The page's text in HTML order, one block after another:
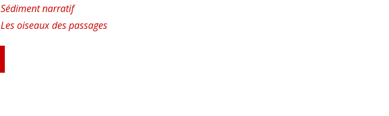
Sédiment narratif
Les oiseaux des passages